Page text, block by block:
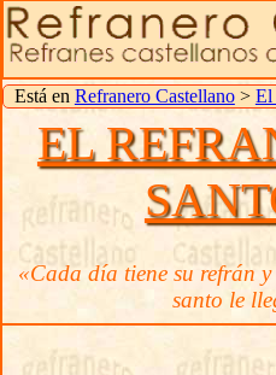
Está en Refranero Castellano> El
EL
«Cada día tiene su refrán
santo le